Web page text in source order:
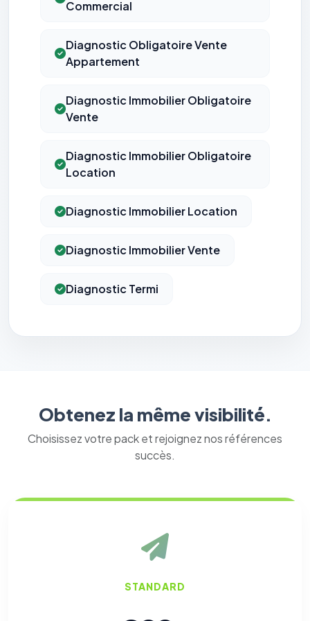
Commercial
Diagnostic Obligatoire Vente
Appartement
Diagnostic Immobilier Obligatoire
Vente
Diagnostic Immobilier Obligatoire
Location
Diagnostic Immobilier Location
Diagnostic Immobilier Vente
Diagnostic Termi
Obtenez la même visibilité.
Choisissez votre pack et rejoignez nos références
succès.
STANDARD